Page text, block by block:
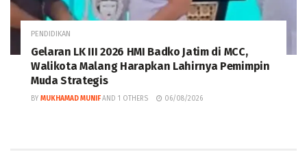
PENDIDIKAN
Gelaran LK III 2026 HMI Badko Jatim di MCC,
Walikota Malang Harapkan Lahirnya Pemimpin
Muda Strategis
BY MUKHAMAD MUNIF AND 1 OTHERS 06/08/2026